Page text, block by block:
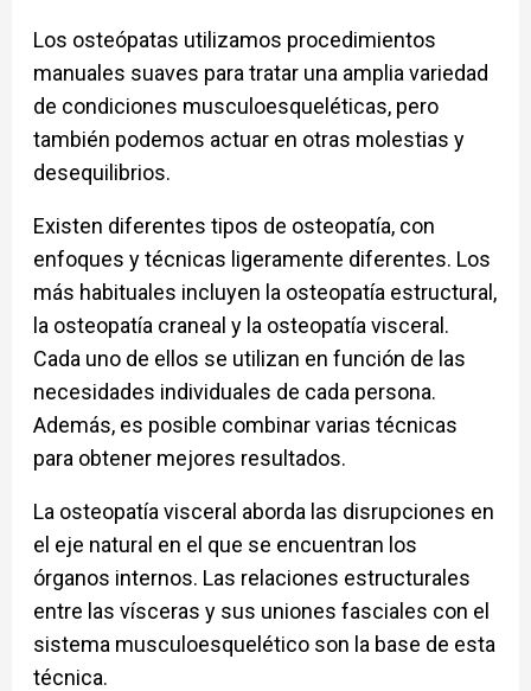
Los osteópatas utilizamos procedimientos
manuales suaves para tratar una amplia variedad
de condiciones musculoesqueléticas, pero
también podemos actuar en otras molestias y
desequilibrios.
Existen diferentes tipos de osteopatía, con
enfoques y técnicas ligeramente diferentes. Los
más habituales incluyen la osteopatía estructural,
la osteopatía craneal y la osteopatía visceral.
Cada uno de ellos se utilizan en función de las
necesidades individuales de cada persona.
Además, es posible combinar varias técnicas
para obtener mejores resultados.
La osteopatía visceral aborda las disrupciones en
el eje natural en el que se encuentran los
órganos internos. Las relaciones estructurales
entre las vísceras y sus uniones fasciales con el
sistema musculoesquelético son la base de esta
técnica.